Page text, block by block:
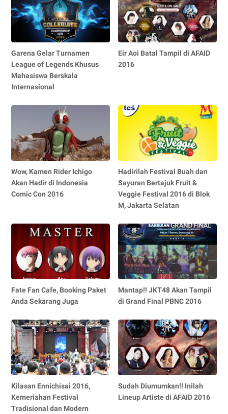
Garena Gelar Turnamen
League of Legends Khusus
Mahasiswa Berskala
Internasional
Eir Aoi Batal Tampil di AFAID
2016
Wow, Kamen Rider Ichigo
Akan Hadir di Indonesia
Comic Con 2016
Hadirilah Festival Buah dan
Sayuran Bertajuk Fruit &
Veggie Festival 2016 di Blok
M, Jakarta Selatan
Fate Fan Cafe, Booking Paket
Anda Sekarang Juga
Mantap!! JKT48 Akan Tampil
di Grand Final PBNC 2016
Kilasan Ennichisai 2016,
Kemeriahan Festival
Tradisional dan Modern
Sudah Diumumkan!! Inilah
Lineup Artiste di AFAID 2016